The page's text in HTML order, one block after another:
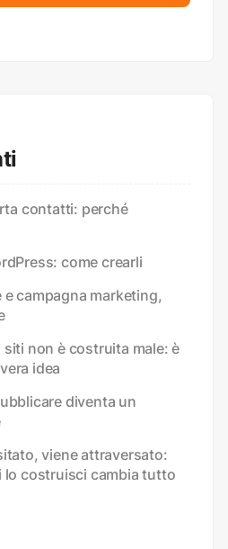
contatti: perché
come crearli
campagna marketing,
non è costruita male: è
idea
diventa un
viene attraversato:
lo costruisci cambia tutto